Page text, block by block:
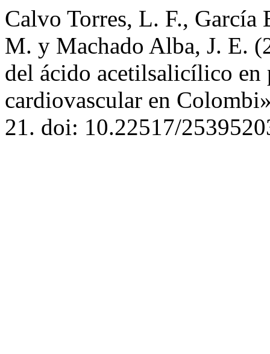
Calvo Torres, L. F.,
M. y Machado Alba, J. E.
del ácido acetilsalicílico en
cardiovascular en
21. doi: 10.22517/